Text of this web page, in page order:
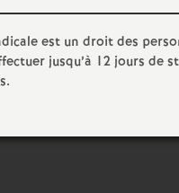
est un droit des
jusqu’à 12 jours de